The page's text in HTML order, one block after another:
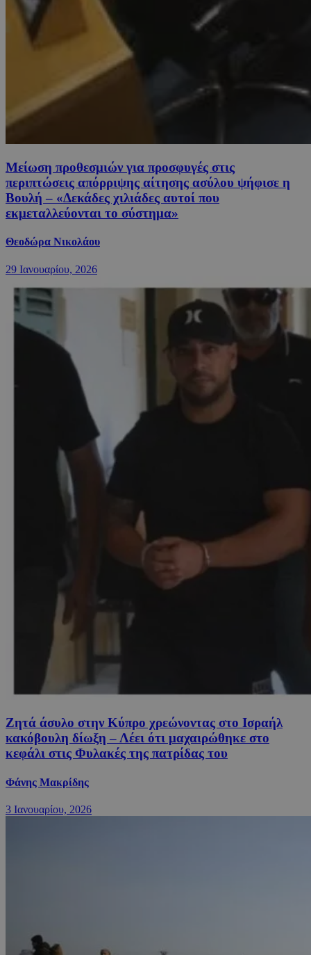
Μείωση προθεσμιών για προσφυγές στις
περιπτώσεις απόρριψης αίτησης ασύλου ψήφισε η
Βουλή – «Δεκάδες χιλιάδες αυτοί που
εκμεταλλεύονται το σύστημα»
Θεοδώρα Νικολάου
29 Ιανουαρίου, 2026
Ζητά άσυλο στην Κύπρο χρεώνοντας στο Ισραήλ
κακόβουλη δίωξη – Λέει ότι μαχαιρώθηκε στο
κεφάλι στις Φυλακές της πατρίδας του
Φάνης Μακρίδης
3 Ιανουαρίου, 2026